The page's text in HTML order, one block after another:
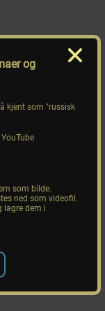
og
kjent som "russisk
som bilde.
ned som videofil.
lagre dem i